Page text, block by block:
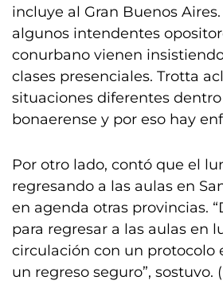
incluye al Gran Buenos
algunos intendentes
conurbano vienen
clases presenciales. Trotta
situaciones diferentes
bonaerense y por eso hay
Por otro lado, contó que el
regresando a las aulas en
en agenda otras provincias.
para regresar a las aulas en
circulación con un protocolo
un regreso seguro”, sostuvo.